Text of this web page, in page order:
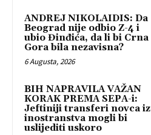
ANDREJ NIKOLAIDIS: Da
Beograd nije odbio Z-4 i
ubio Đinđića, da li bi Crna
Gora bila nezavisna?
6 Augusta, 2026
BIH NAPRAVILA VAŽAN
KORAK PREMA SEPA-i:
Jeftiniji transferi novca iz
inostranstva mogli bi
uslijediti uskoro